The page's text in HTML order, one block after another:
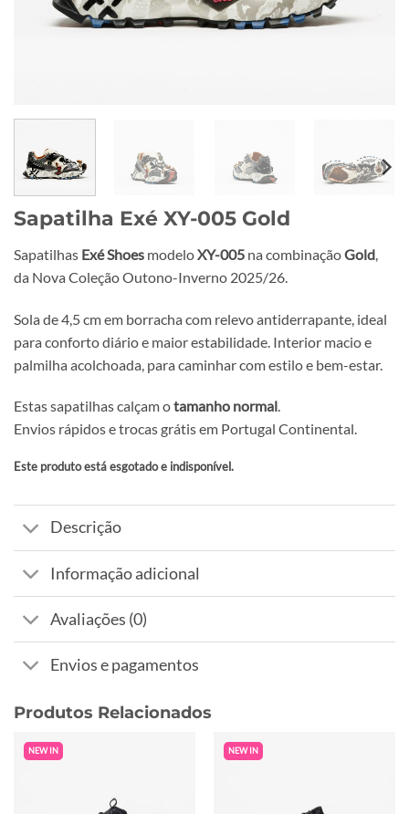
Sapatilha Exé XY-005 Gold
Sapatilhas Exé Shoes modeloXY-005 na combinaçãoGold,
da Nova Coleção Outono-Inverno 2025/26.
Sola de 4,5 cm em borracha com relevo antiderrapante, ideal
para conforto diário e maior estabilidade. Interior macio e
palmilha acolchoada, para caminhar com estilo e bem-estar.
Estas sapatilhas calçam otamanho normal.
Envios rápidos e trocas grátis em Portugal Continental.
Este produto está esgotado e indisponível.
Alternative:
Descrição
Informação adicional
Avaliações (0)
Envios e pagamentos
Produtos Relacionados
NEW IN NEW IN